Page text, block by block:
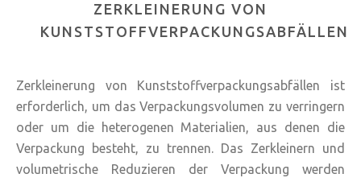
ZERKLEINERUNG VON
KUNSTSTOFFVERPACKUNGSABFÄLLEN
Zerkleinerung von Kunststoffverpackungsabfällen ist
erforderlich, um das Verpackungsvolumen zu verringern
oder um die heterogenen Materialien, aus denen die
Verpackung besteht, zu trennen. Das Zerkleinern und
volumetrische Reduzieren der Verpackung werden